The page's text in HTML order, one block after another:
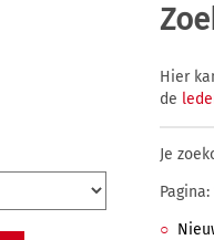
Hier
de
Je
Pagina: